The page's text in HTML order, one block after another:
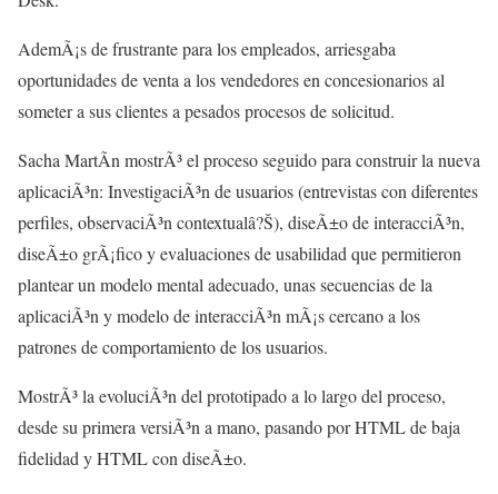
AdemÃ¡s de frustrante para los empleados, arriesgaba
oportunidades de venta a los vendedores en concesionarios al
someter a sus clientes a pesados procesos de solicitud.
Sacha MartÃ­n mostrÃ³ el proceso seguido para construir la nueva
aplicaciÃ³n: InvestigaciÃ³n de usuarios (entrevistas con diferentes
perfiles, observaciÃ³n contextualâ?Š), diseÃ±o de interacciÃ³n,
diseÃ±o grÃ¡fico y evaluaciones de usabilidad que permitieron
plantear un modelo mental adecuado, unas secuencias de la
aplicaciÃ³n y modelo de interacciÃ³n mÃ¡s cercano a los
patrones de comportamiento de los usuarios.
MostrÃ³ la evoluciÃ³n del prototipado a lo largo del proceso,
desde su primera versiÃ³n a mano, pasando por HTML de baja
fidelidad y HTML con diseÃ±o.